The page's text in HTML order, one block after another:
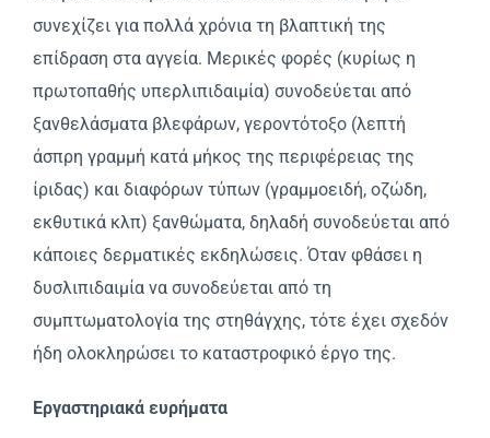
συνεχίζει για πολλά χρόνια τη βλαπτική της
επίδραση στα αγγεία. Mερικές φορές (κυρίως η
πρωτοπαθής υπερλιπιδαιμία) συνοδεύεται από
ξανθελάσματα βλεφάρων, γεροντότοξο (λεπτή
άσπρη γραμμή κατά μήκος της περιφέρειας της
ίριδας) και διαφόρων τύπων (γραμμοειδή, οζώδη,
εκθυτικά κλπ) ξανθώματα, δηλαδή συνοδεύεται από
κάποιες δερματικές εκδηλώσεις. Όταν φθάσει η
δυσλιπιδαιμία να συνοδεύεται από τη
συμπτωματολογία της στηθάγχης, τότε έχει σχεδόν
ήδη ολοκληρώσει το καταστροφικό έργο της.
Eργαστηριακά ευρήματα